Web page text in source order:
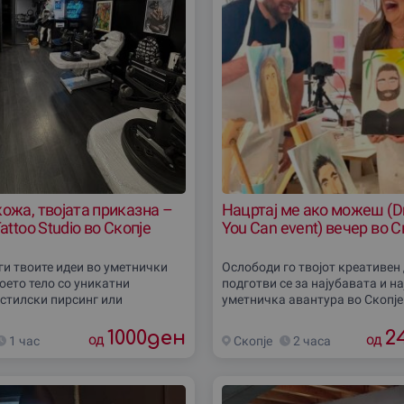
твојата приказна –
Studio во Скопје
твоите идеи во уметнички
тело со уникатни
пирсинг или
со долгогодишно
те водат низ секој чекор
1 час од 1000ден
Нацртај ме ако можеш
You Can event) вечер во
Ослободи го твојот креативен
подготви се за најубавата и
уметничка авантура во
бои, заштитни кецели, омилен
многу
Скопjе 2 часа од